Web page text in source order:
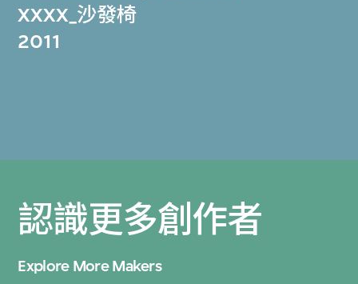
XXXX_沙發椅
2011
認識更多創作者
Explore More Makers